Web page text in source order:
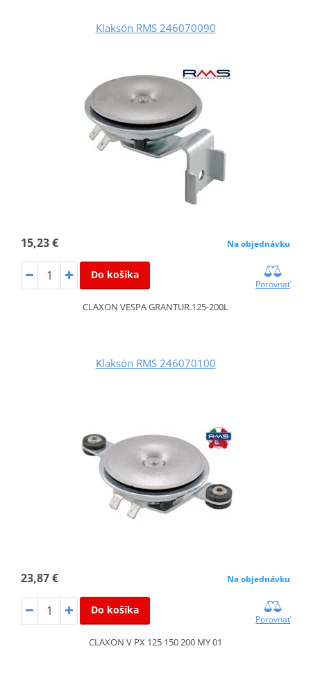
Klaksón RMS 246070090
15,23 € Na objednávku
Do košíka
Porovnať
CLAXON VESPA GRANTUR.125-200L
Klaksón RMS 246070100
23,87 € Na objednávku
Do košíka
Porovnať
CLAXON V PX 125 150 200 MY 01